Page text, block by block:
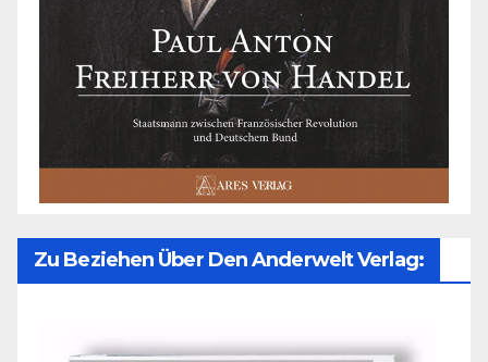
Zu Beziehen Über Den Anderwelt Verlag: